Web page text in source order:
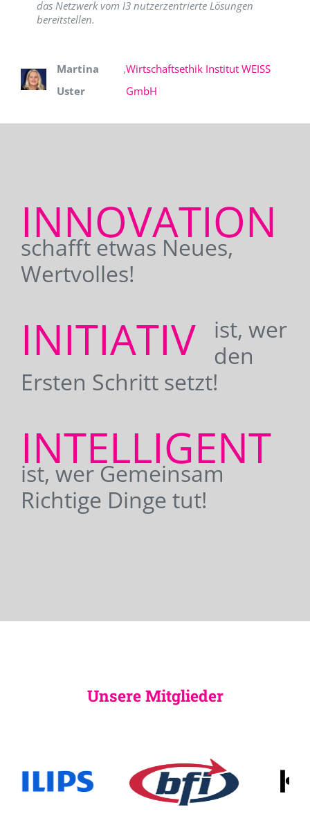
das Netzwerk vom I3 nutzerzentrierte Lösungen
bereitstellen.
Martina
Uster
,Wirtschaftsethik Institut WEISS
GmbH
INNOVATION
schafft etwas Neues,
Wertvolles!
INITIATIV
ist, wer
den
Ersten Schritt setzt!
INTELLIGENT
ist, wer Gemeinsam
Richtige Dinge tut!
Unsere Mitglieder